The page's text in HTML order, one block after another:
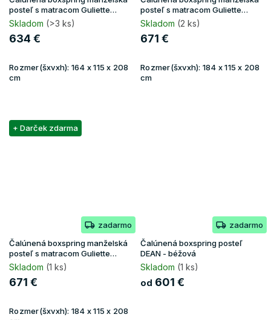
posteľ s matracom Guliette
160x200 - žltá
Skladom (>3 ks)
634 €
Rozmer(šxvxh): 164 x 115 x 208
cm
posteľ s matracom Guliette
180x200 - béžová
Skladom (2 ks)
671 €
Rozmer(šxvxh): 184 x 115 x 208
cm
+ Darček zdarma
zadarmo
Čalúnená boxspring manželská
posteľ s matracom Guliette
180x200 - zelená
Skladom (1 ks)
671 €
Rozmer(šxvxh): 184 x 115 x 208
zadarmo
Čalúnená boxspring posteľ
DEAN - béžová
Skladom (1 ks)
od 601 €